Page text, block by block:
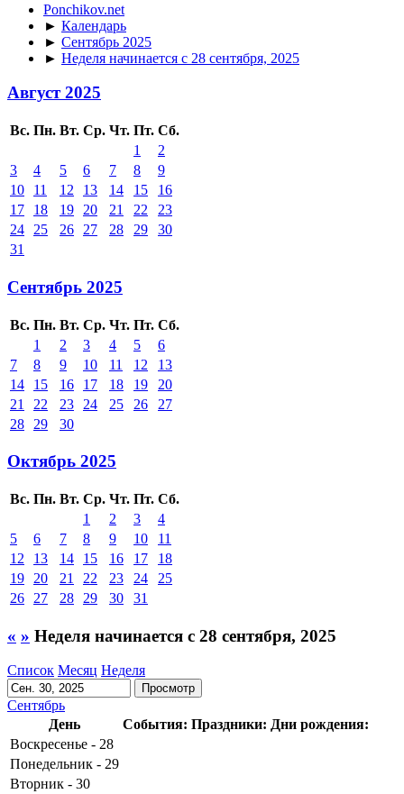
Ponchikov.net
► Календарь
► Сентябрь 2025
► Неделя начинается с 28 сентября, 2025
Август 2025
Вс. Пн. Вт. Ср. Чт. Пт. Сб.
1
2
3
4 5 6 7 8
9
10
11 12 13 14 15
16
17
18 19 20 21 22
23
24
25 26 27 28 29
30
31
Сентябрь 2025
Вс. Пн. Вт. Ср. Чт. Пт. Сб.
1
2 3 4 5
6
7
8 9 10 11 12
13
14
15 16 17 18 19
20
21
22 23 24 25 26
27
28
29 30
Октябрь 2025
Вс. Пн. Вт. Ср. Чт. Пт. Сб.
1
2 3
4
5
6 7 8 9 10
11
12
13 14 15 16 17
18
19
20 21 22 23 24
25
26
27 28 29 30 31
« » Неделя начинается с 28 сентября, 2025
Список Месяц Неделя
Сентябрь
День
События: Праздники: Дни рождения:
Воскресенье - 28
Понедельник - 29
Вторник - 30